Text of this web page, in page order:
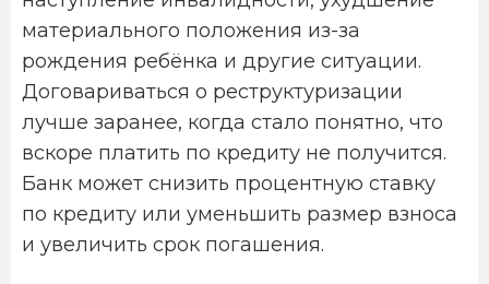
материального положения из-за
рождения ребёнка и другие ситуации.
Договариваться о реструктуризации
лучше заранее, когда стало понятно, что
вскоре платить по кредиту не получится.
Банк может снизить процентную ставку
по кредиту или уменьшить размер взноса
и увеличить срок погашения.